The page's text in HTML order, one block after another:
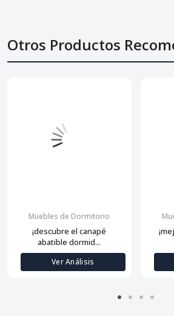
Otros Productos
Muebles de Dormitorio
¡descubre el canapé
abatible dormid...
Ver Análisis